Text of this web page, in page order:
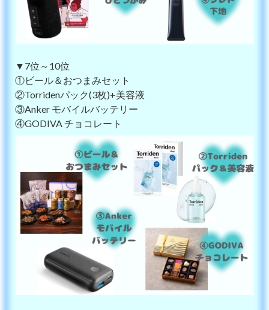
▼7位～10位
①ビール＆おつまみセット
②Torridenパック(3枚)+美容液
③Anker モバイルバッテリー
④GODIVA チョコレート